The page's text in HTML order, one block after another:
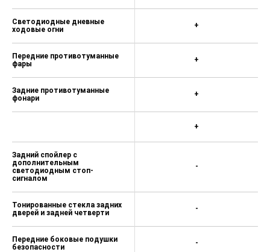
Светодиодные дневные
ходовые огни
Передние противотуманные
фары
Задние противотуманные
фонари
Задний спойлер с
дополнительным
светодиодным стоп-
сигналом
Тонированные стекла задних
дверей и задней четверти
Передние боковые подушки
безопасности
+
+
+
+
-
-
-